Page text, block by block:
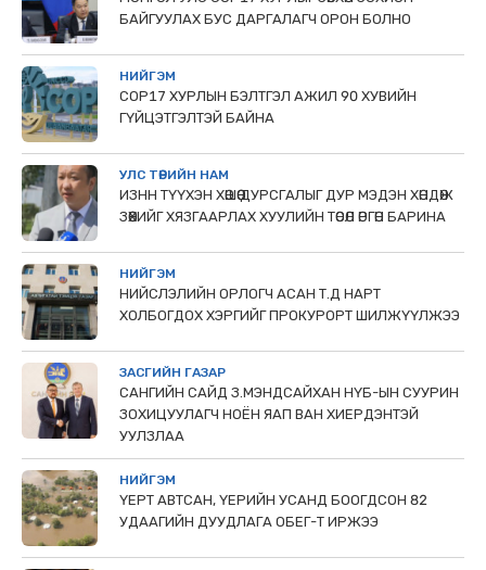
БАЙГУУЛАХ БУС ДАРГАЛАГЧ ОРОН БОЛНО
НИЙГЭМ
COP17 ХУРЛЫН БЭЛТГЭЛ АЖИЛ 90 ХУВИЙН
ГҮЙЦЭТГЭЛТЭЙ БАЙНА
УЛС ТӨРИЙН НАМ
ИЗНН ТҮҮХЭН ХӨШӨӨ ДУРСГАЛЫГ ДУР МЭДЭН ХӨНДӨЖ
ЗӨӨХИЙГ ХЯЗГААРЛАХ ХУУЛИЙН ТӨСӨЛ ӨРГӨН БАРИНА
НИЙГЭМ
НИЙСЛЭЛИЙН ОРЛОГЧ АСАН Т.Д НАРТ
ХОЛБОГДОХ ХЭРГИЙГ ПРОКУРОРТ ШИЛЖҮҮЛЖЭЭ
ЗАСГИЙН ГАЗАР
САНГИЙН САЙД З.МЭНДСАЙХАН НҮБ-ЫН СУУРИН
ЗОХИЦУУЛАГЧ НОЁН ЯАП ВАН ХИЕРДЭНТЭЙ
УУЛЗЛАА
НИЙГЭМ
ҮЕРТ АВТСАН, ҮЕРИЙН УСАНД БООГДСОН 82
УДААГИЙН ДУУДЛАГА ОБЕГ-Т ИРЖЭЭ